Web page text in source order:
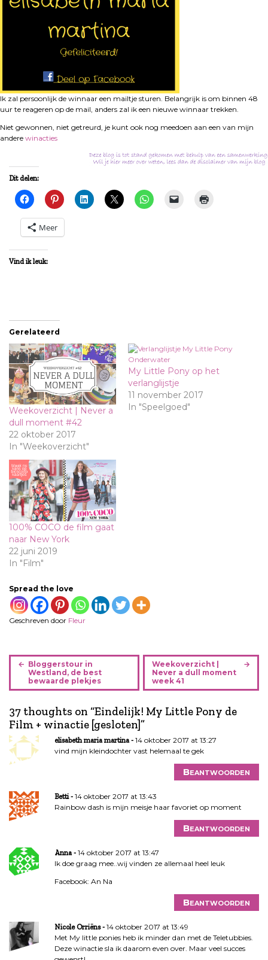
Ik zal persoonlijk de winnaar een mailtje sturen. Belangrijk is om binnen 48
uur te reageren op de mail, anders zal ik een nieuwe winnaar trekken.
Niet gewonnen, niet getreurd, je kunt ook nog meedoen aan een van mijn
andere winacties
Dit delen:
Meer
Vind ik leuk:
Gerelateerd
Weekoverzicht | Never a
dull moment #42
22 oktober 2017
In "Weekoverzicht"
My Little Pony op het
verlanglijstje
11 november 2017
In "Speelgoed"
100% COCO de film gaat
naar New York
22 juni 2019
In "Film"
Spread the love
Geschreven door Fleur
B
r
c
h
t
n
a
i
g
a
e
Bloggerstour in
Westland, de best
bewaarde plekjes
Weekoverzicht |
Never a dull moment
week 41
37 thoughts on “Eindelijk! My Little Pony de
Film + winactie [gesloten]”
elisabeth maria martina
14 oktober 2017 at 13:27
vind mijn kleindochter vast helemaal te gek
Beantwoorden
Betti
14 oktober 2017 at 13:43
Rainbow dash is mijn meisje haar favoriet op moment
Beantwoorden
Anna
14 oktober 2017 at 13:47
Ik doe graag mee..wij vinden ze allemaal heel leuk
Facebook: An Na
Beantwoorden
Nicole Orriëns
14 oktober 2017 at 13:49
Met My little ponies heb ik minder dan met de Teletubbies.
Deze winactie sla ik daarom even over. Maar veel succes